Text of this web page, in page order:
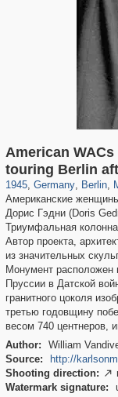
American
touring Berlin
1945, Germany
63,823
, Berlin
32,992 800
,
Американские
Дорис Гэдни (Doris
Триумфальная
Автор проекта,
из значительных
Монумент расположен
Пруссии в Датской
гранитного цоколя
третью годовщину
весом 740 центнеров,
Author:
William
Source:
http://
Shooting direction: 
Watermark signature: